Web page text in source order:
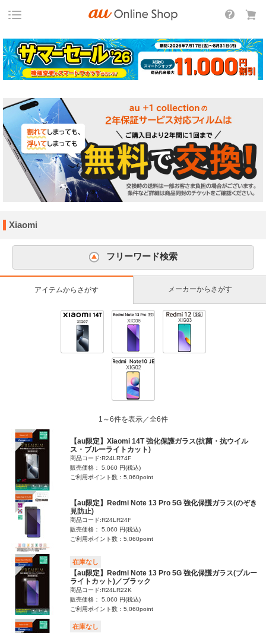
Xiaomi
フリーワード検索
アイテムからさがす メーカーからさがす
1～6件を表示／全6件
【au限定】Xiaomi 14T 強化保護ガラス(抗菌・抗ウイル
ス・ブルーライトカット)
商品コード:R24LR74F
販売価格： 5,060 円(税込)
ご利用ポイント数：5,060point
【au限定】Redmi Note 13 Pro 5G 強化保護ガラス(のぞき
見防止)
商品コード:R24LR24F
販売価格： 5,060 円(税込)
ご利用ポイント数：5,060point
在庫なし
【au限定】Redmi Note 13 Pro 5G 強化保護ガラス(ブルー
ライトカット)／ブラック
商品コード:R24LR22K
販売価格： 5,060 円(税込)
ご利用ポイント数：5,060point
在庫なし